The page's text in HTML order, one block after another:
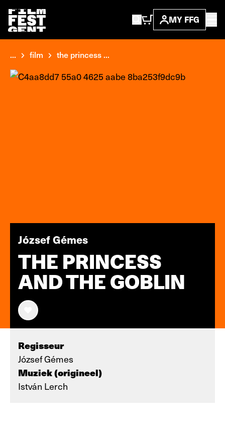
MY FFG
... film the princess ...
József Gémes
THE PRINCESS
AND THE GOBLIN
Regisseur
József Gémes
Muziek (origineel)
István Lerch